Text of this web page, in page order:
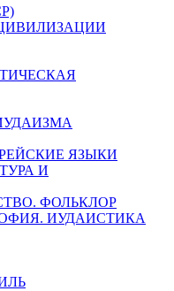
ЯЗЫКИ
И
ФОЛЬКЛОР
ИУДАИСТИКА